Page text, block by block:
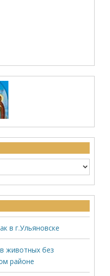
в г.Ульяновске
животных без
районе